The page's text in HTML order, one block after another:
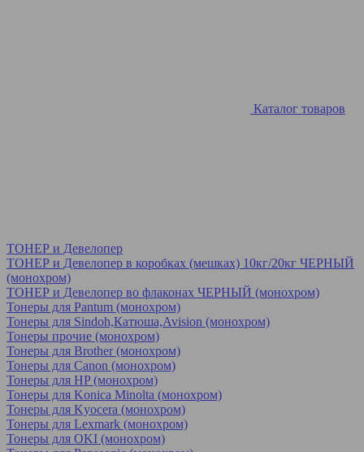
Каталог товаров
ТОНЕР и Девелопер
ТОНЕР и Девелопер в коробках (мешках) 10кг/20кг ЧЕРНЫЙ
(монохром)
ТОНЕР и Девелопер во флаконах ЧЕРНЫЙ (монохром)
Тонеры для Pantum (монохром)
Тонеры для Sindoh,Катюша,Avision (монохром)
Тонеры прочие (монохром)
Тонеры для Brother (монохром)
Тонеры для Canon (монохром)
Тонеры для HP (монохром)
Тонеры для Konica Minolta (монохром)
Тонеры для Kyocera (монохром)
Тонеры для Lexmark (монохром)
Тонеры для OKI (монохром)